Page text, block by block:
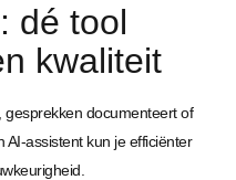
dé tool
kwaliteit
gesprekken documenteert of
assistent kun je efficiënter